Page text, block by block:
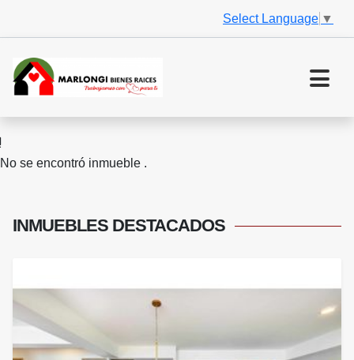
Select Language ▼
No se encontró inmueble .
INMUEBLES DESTACADOS